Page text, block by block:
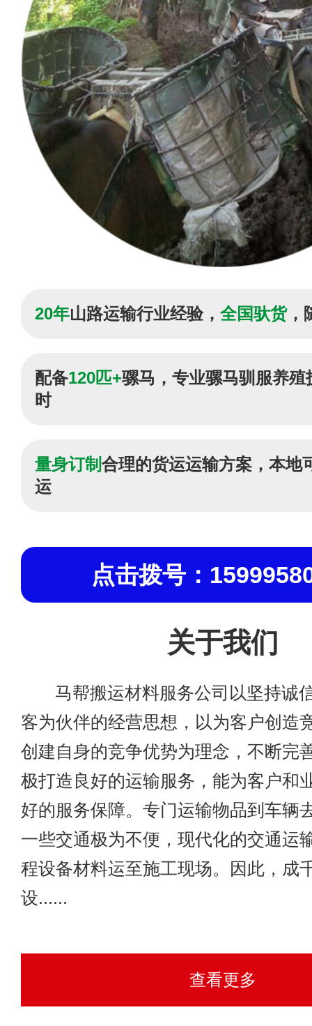
20年山路运输行业经验， 全国驮货，
配备120匹+骡马，专业骡马驯服养殖
时
量身订制合理的货运运输方案，本地
运
点击拨号：
关于我们
马帮搬运材料服务公司以坚持诚
客为伙伴的经营思想，以为客户创造
创建自身的竞争优势为理念，不断完
极打造良好的运输服务，能为客户和
好的服务保障。专门运输物品到车辆
一些交通极为不便，现代化的交通运
程设备材料运至施工现场。因此，成
设......
查看更多